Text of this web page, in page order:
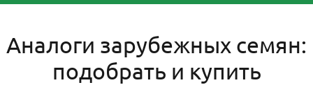
Аналоги зарубежных семян:
подобрать и купить